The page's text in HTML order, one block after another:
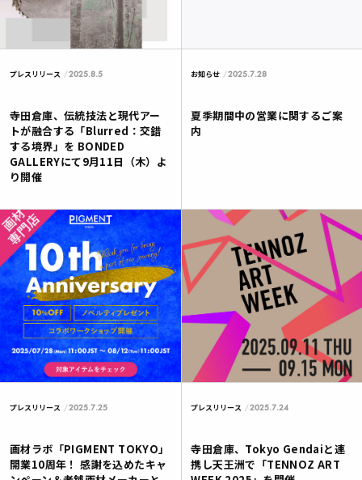
プレスリリース 2025.8.5
寺田倉庫、伝統技法と現代アー
トが融合する「Blurred：交錯
する境界」を BONDED
GALLERYにて9月11日（木）よ
り開催
お知らせ 2025.7.28
夏季期間中の営業に関するご案
内
プレスリリース 2025.7.25
画材ラボ「PIGMENT TOKYO」
開業10周年！ 感謝を込めたキャ
プレスリリース 2025.7.24
寺田倉庫、Tokyo Gendaiと連
携し天王洲で「TENNOZ ART